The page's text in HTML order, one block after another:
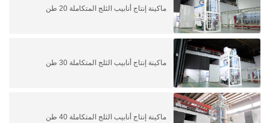
ماكينة إنتاج أنابيب الثلج المتكاملة 20 طن
ماكينة إنتاج أنابيب الثلج المتكاملة 30 طن
ماكينة إنتاج أنابيب الثلج المتكاملة 40 طن